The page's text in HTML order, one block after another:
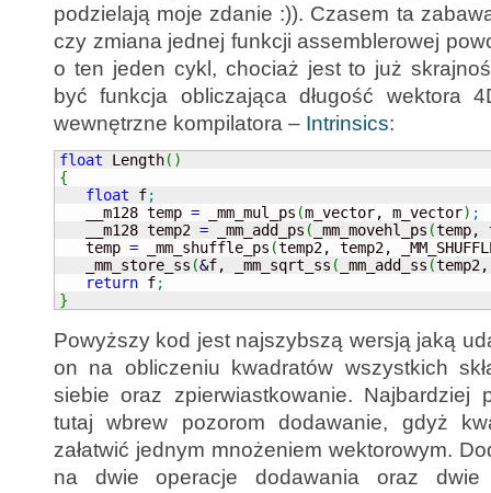
podzielają moje zdanie :)). Czasem ta
czy zmiana jednej funkcji assemblerowej
o ten jeden cykl, chociaż jest to już
być funkcja obliczająca długość wektora
wewnętrzne kompilatora – Intrinsics:
float Length( )
{
float f;
__m128 temp = _mm_mul_ps (m_vector, m_vector) ;
__m128 temp2 = _mm_add_ps ( _mm_movehl_ps (temp,
temp = _mm_shuffle_ps (temp2, temp2,
_mm_store_ss (&f, _mm_sqrt_ss ( _mm_add_ss (
return f;
}
Powyższy kod jest najszybszą wersją jaką
on na obliczeniu kwadratów wszystkich
siebie oraz zpierwiastkowanie. Najbardziej
tutaj wbrew pozorom dodawanie, gdyż
załatwić jednym mnożeniem wektorowym.
na dwie operacje dodawania oraz dwie